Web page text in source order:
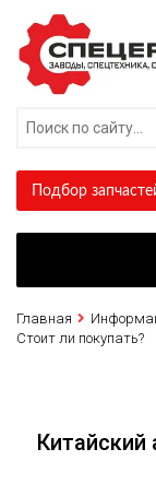
Подбор
Главная
Стоит ли покупать?